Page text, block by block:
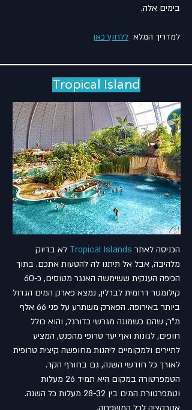
בימים אלה.
למדריך המלא ללחוץ כאן
Tropical Island
הכניסה לאתר Tropical Islands לא בדיוק
מלהיבה, אבל אל תיתנו לה להטעות אתכם. בתוך
הכיפה הענקית ששימשה האנגר מטוסים, כ-60
קילומטר דרומית לברלין, נמצא פארק המים הגדול
ביותר באירופה. הפארק משתרע על פני 66 אלף
מ"ר, שהם כשמונה מגרשי כדורגל, והוא כולל
חופים, לגונות ואף יער טרופי מהפנט, המציע
לתיירים ולמקומיים ליהנות מחופשה קיצית טרופית
לאורך כל חודשי השנה, גם בחורף הקר.
הטמפרטורה במקום היא תמיד 26 מעלות
וטמפרטורת המים בין 28-32 מעלות כל השנה.